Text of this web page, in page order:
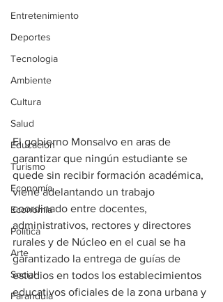
Entretenimiento
Deportes
Tecnologia
Ambiente
Cultura
Salud
Educación
Turismo
Economía
Economía
Política
Arte
Social
Farandula
El gobierno Monsalvo en aras de
garantizar que ningún estudiante se
quede sin recibir formación académica,
viene adelantando un trabajo
coordinado entre docentes,
administrativos, rectores y directores
rurales y de Núcleo en el cual se ha
garantizado la entrega de guías de
estudios en todos los establecimientos
educativos oficiales de la zona urbana y